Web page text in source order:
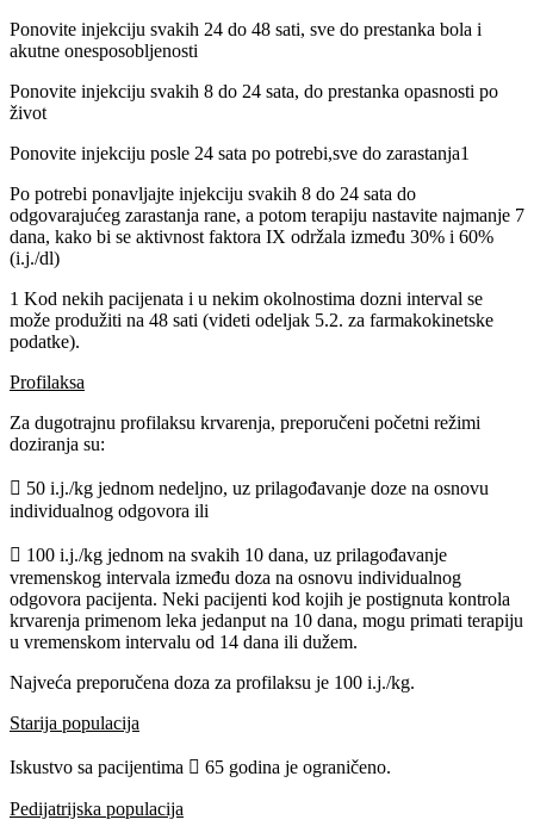
Ponovite injekciju svakih 24 do 48 sati, sve do prestanka bola i
akutne onesposobljenosti
Ponovite injekciju svakih 8 do 24 sata, do prestanka opasnosti po
život
Ponovite injekciju posle 24 sata po potrebi,sve do zarastanja1
Po potrebi ponavljajte injekciju svakih 8 do 24 sata do
odgovarajućeg zarastanja rane, a potom terapiju nastavite najmanje 7
dana, kako bi se aktivnost faktora IX održala između 30% i 60%
(i.j./dl)
1 Kod nekih pacijenata i u nekim okolnostima dozni interval se
može produžiti na 48 sati (videti odeljak 5.2. za farmakokinetske
podatke).
Profilaksa
Za dugotrajnu profilaksu krvarenja, preporučeni početni režimi
doziranja su:
 50 i.j./kg jednom nedeljno, uz prilagođavanje doze na osnovu
individualnog odgovora ili
 100 i.j./kg jednom na svakih 10 dana, uz prilagođavanje
vremenskog intervala između doza na osnovu individualnog
odgovora pacijenta. Neki pacijenti kod kojih je postignuta kontrola
krvarenja primenom leka jedanput na 10 dana, mogu primati terapiju
u vremenskom intervalu od 14 dana ili dužem.
Najveća preporučena doza za profilaksu je 100 i.j./kg.
Starija populacija
Iskustvo sa pacijentima  65 godina je ograničeno.
Pedijatrijska populacija